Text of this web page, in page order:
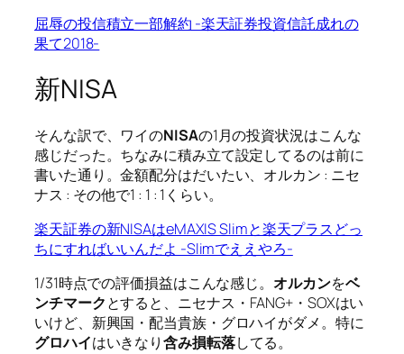
屈辱の投信積立一部解約 -楽天証券投資信託成れの
果て2018-
新NISA
そんな訳で、ワイのNISAの1月の投資状況はこんな
感じだった。ちなみに積み立て設定してるのは前に
書いた通り。金額配分はだいたい、オルカン : ニセ
ナス : その他で1 : 1 : 1くらい。
楽天証券の新NISAはeMAXIS Slimと楽天プラスどっ
ちにすればいいんだよ -Slimでええやろ-
1/31時点での評価損益はこんな感じ。 オルカンをベ
ンチマークとすると、ニセナス・FANG+・SOXはい
いけど、新興国・配当貴族・グロハイがダメ。特に
グロハイはいきなり含み損転落してる。